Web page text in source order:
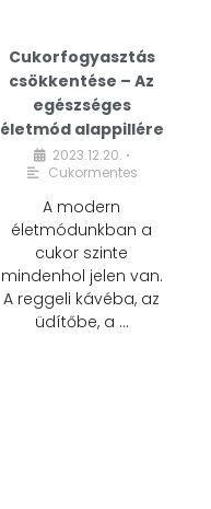
Cukorfogyasztás
csökkentése – Az
egészséges
életmód alappillére
2023.12.20. •
Cukormentes
A modern
életmódunkban a
cukor szinte
mindenhol jelen van.
A reggeli kávéba, az
üdítőbe, a …